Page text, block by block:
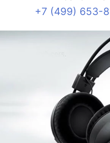
+7 (499) 653-